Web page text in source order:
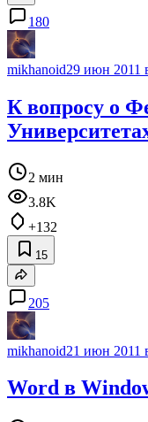
180
mikhanoid29 июн 2011
К вопросу о
2 мин
3.8K
+132
15
205
mikhanoid21 июн 2011
Word в